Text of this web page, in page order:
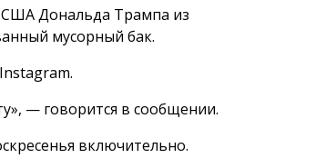
США Дональда Трампа из
мусорный бак.
— говорится в сообщении.
включительно.